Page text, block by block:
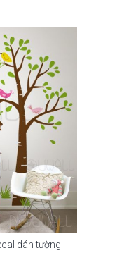
dán tường